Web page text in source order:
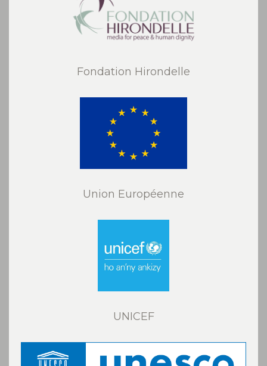
Fondation Hirondelle
Union Européenne
UNICEF